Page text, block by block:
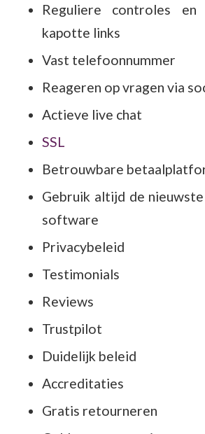
Reguliere controles
kapotte links
Vast telefoonnummer
Reageren op vragen via
Actieve live chat
SSL
Betrouwbare
Gebruik altijd de
software
Privacybeleid
Testimonials
Reviews
Trustpilot
Duidelijk beleid
Accreditaties
Gratis retourneren